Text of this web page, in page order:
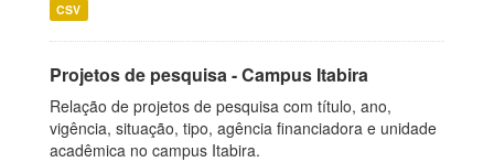
CSV
Projetos de pesquisa - Campus Itabira
Relação de projetos de pesquisa com título, ano,
vigência, situação, tipo, agência financiadora e unidade
acadêmica no campus Itabira.